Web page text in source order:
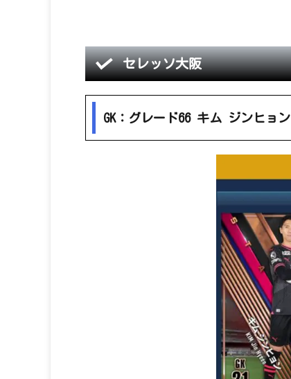
セレッソ大阪
GK：グレード66 キム ジンヒョン